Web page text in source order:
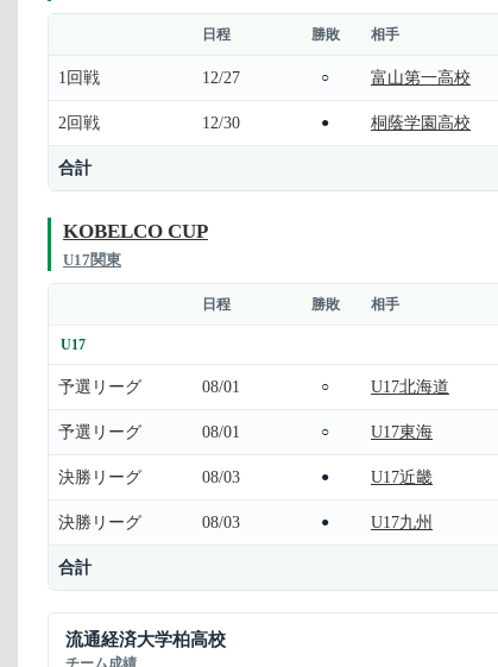
日程 勝敗 相手
1回戦 12/27 ○ 富山第一高校
2回戦 12/30 ● 桐蔭学園高校
合計
KOBELCO CUP
U17関東
日程 勝敗 相手
U17
予選リーグ 08/01 ○ U17北海道
予選リーグ 08/01 ○ U17東海
決勝リーグ 08/03 ● U17近畿
決勝リーグ 08/03 ● U17九州
合計
流通経済大学柏高校
チーム成績